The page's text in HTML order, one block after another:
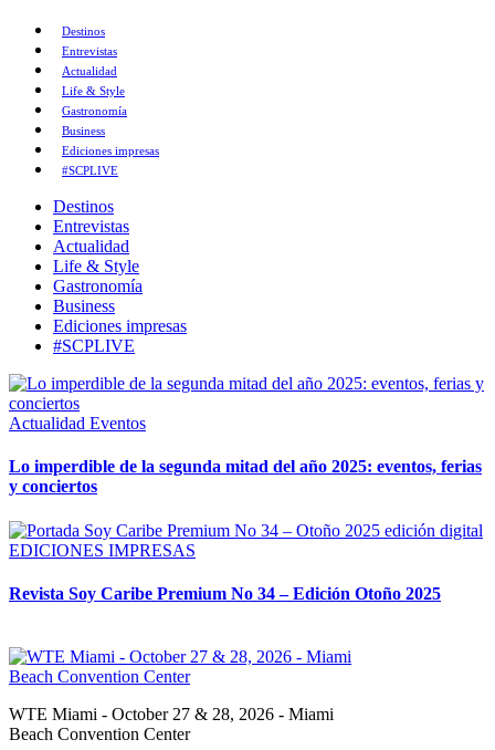
Destinos
Entrevistas
Actualidad
Life & Style
Gastronomía
Business
Ediciones impresas
#SCPLIVE
Destinos
Entrevistas
Actualidad
Life & Style
Gastronomía
Business
Ediciones impresas
#SCPLIVE
Actualidad Eventos
Lo imperdible de la segunda mitad del año 2025: eventos, ferias
y conciertos
EDICIONES IMPRESAS
Revista Soy Caribe Premium No 34 – Edición Otoño 2025
WTE Miami - October 27 & 28, 2026 - Miami
Beach Convention Center